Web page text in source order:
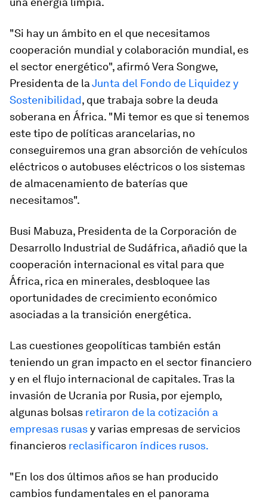
"Si hay un ámbito en el que necesitamos
cooperación mundial y colaboración mundial, es
el sector energético", afirmó Vera Songwe,
Presidenta de laJunta del Fondo de Liquidez y
Sostenibilidad, que trabaja sobre la deuda
soberana en África. "Mi temor es que si tenemos
este tipo de políticas arancelarias, no
conseguiremos una gran absorción de vehículos
eléctricos o autobuses eléctricos o los sistemas
de almacenamiento de baterías que
necesitamos".
Busi Mabuza, Presidenta de la Corporación de
Desarrollo Industrial de Sudáfrica, añadió que la
cooperación internacional es vital para que
África, rica en minerales, desbloquee las
oportunidades de crecimiento económico
asociadas a la transición energética.
Las cuestiones geopolíticas también están
teniendo un gran impacto en el sector financiero
y en el flujo internacional de capitales. Tras la
invasión de Ucrania por Rusia, por ejemplo,
algunas bolsas retiraron de la cotización a
empresas rusasy varias empresas de servicios
financieros reclasificaron índices rusos.
"En los dos últimos años se han producido
cambios fundamentales en el panorama